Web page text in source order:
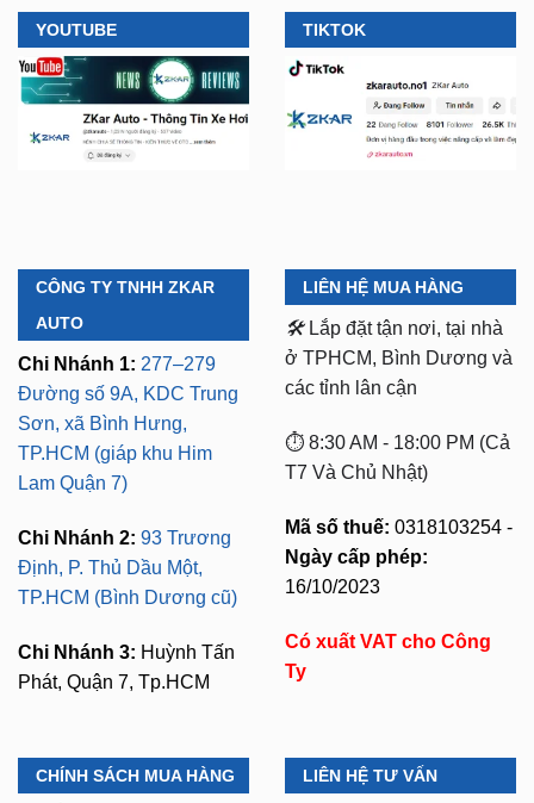
YOUTUBE TIKTOK
CÔNG TY TNHH ZKAR
AUTO
Chi Nhánh 1: 277–279
Đường số 9A, KDC Trung
Sơn, xã Bình Hưng,
TP.HCM (giáp khu Him
Lam Quận 7)
Chi Nhánh 2: 93 Trương
Định, P. Thủ Dầu Một,
TP.HCM (Bình Dương cũ)
Chi Nhánh 3: Huỳnh Tấn
Phát, Quận 7, Tp.HCM
LIÊN HỆ MUA HÀNG
🛠️ Lắp đặt tận nơi, tại nhà
ở TPHCM, Bình Dương và
các tỉnh lân cận
⏱️ 8:30 AM - 18:00 PM (Cả
T7 Và Chủ Nhật)
Mã số thuế: 0318103254 -
Ngày cấp phép:
16/10/2023
Có xuất VAT cho Công
Ty
CHÍNH SÁCH MUA HÀNG LIÊN HỆ TƯ VẤN